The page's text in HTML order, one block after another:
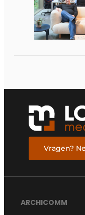
Vragen?
ARCHICOMM